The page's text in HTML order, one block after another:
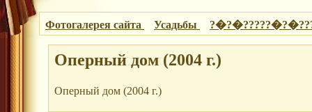
Фотогалерея сайта Усадьбы
Оперный дом (2004 г.)
Оперный дом (2004 г.)